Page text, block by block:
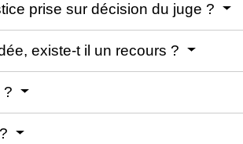
prise sur décision du juge ?
existe-t il un recours ?
?